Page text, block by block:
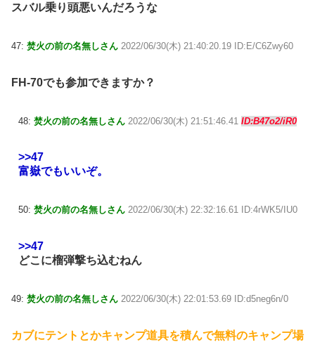
スバル乗り頭悪いんだろうな
47: 焚火の前の名無しさん 2022/06/30(木) 21:40:20.19 ID:E/C6Zwy60
FH-70でも参加できますか？
48: 焚火の前の名無しさん 2022/06/30(木) 21:51:46.41 ID:B47o2/iR0
>>47
富嶽でもいいぞ。
50: 焚火の前の名無しさん 2022/06/30(木) 22:32:16.61 ID:4rWK5/IU0
>>47
どこに榴弾撃ち込むねん
49: 焚火の前の名無しさん 2022/06/30(木) 22:01:53.69 ID:d5neg6n/0
カブにテントとかキャンプ道具を積んで無料のキャンプ場